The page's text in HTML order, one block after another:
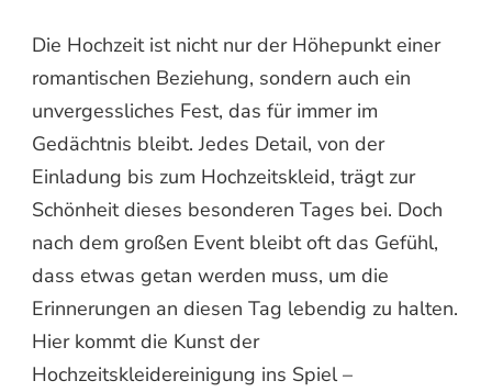
Die Hochzeit ist nicht nur der Höhepunkt einer
romantischen Beziehung, sondern auch ein
unvergessliches Fest, das für immer im
Gedächtnis bleibt. Jedes Detail, von der
Einladung bis zum Hochzeitskleid, trägt zur
Schönheit dieses besonderen Tages bei. Doch
nach dem großen Event bleibt oft das Gefühl,
dass etwas getan werden muss, um die
Erinnerungen an diesen Tag lebendig zu halten.
Hier kommt die Kunst der
Hochzeitskleidereinigung ins Spiel –